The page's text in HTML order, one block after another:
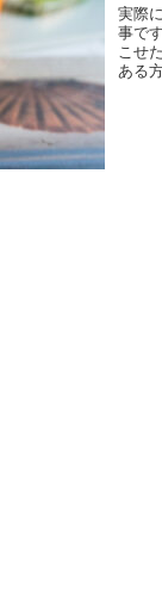
実際
事で
こせ
ある